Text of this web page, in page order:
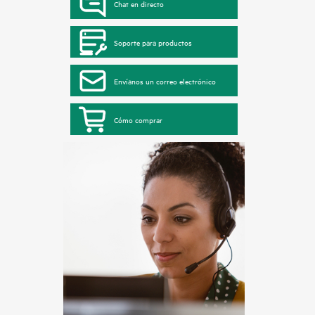
Chat en directo
Soporte para productos
Envíanos un correo electrónico
Cómo comprar